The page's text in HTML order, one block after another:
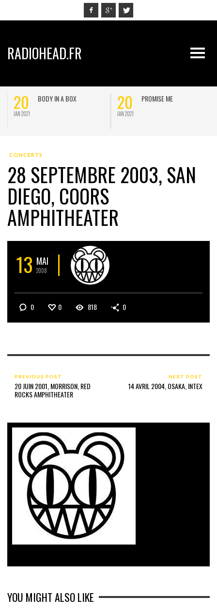
RADIOHEAD.FR
20
JAN 2021
BODY IN A BOX 20
JAN 2021
PROMISE ME
CONCERTS
28 SEPTEMBRE 2003, SAN
DIEGO, COORS
AMPHITHEATER
13 MAI
2008
0 0 818 0
PREVIOUS POST
20 JUIN 2001, MORRISON, RED
ROCKS AMPHITHEATER
NEXT POST
14 AVRIL 2004, OSAKA, INTEX
YOU MIGHT ALSO LIKE